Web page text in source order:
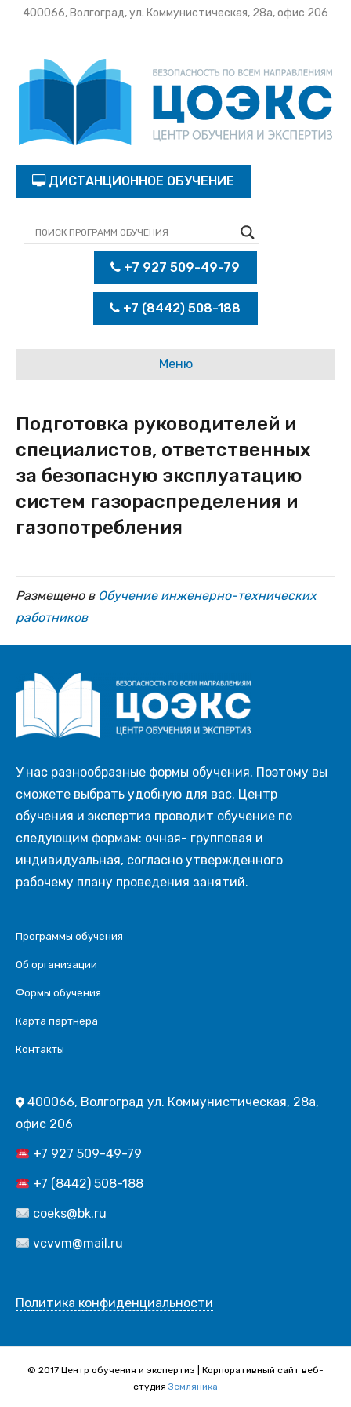
400066, Волгоград, ул. Коммунистическая, 28а, офис 206
ДИСТАНЦИОННОЕ ОБУЧЕНИЕ
+7 927 509-49-79
+7 (8442) 508-188
Меню
Подготовка руководителей и
специалистов, ответственных
за безопасную эксплуатацию
систем газораспределения и
газопотребления
Размещено в Обучение инженерно-технических
работников
У нас разнообразные формы обучения. Поэтому вы
сможете выбрать удобную для вас. Центр
обучения и экспертиз проводит обучение по
следующим формам: очная- групповая и
индивидуальная, согласно утвержденного
рабочему плану проведения занятий.
Программы обучения
Об организации
Формы обучения
Карта партнера
Контакты
400066, Волгоград ул. Коммунистическая, 28а,
офис 206
+7 927 509-49-79
+7 (8442) 508-188
coeks@bk.ru
vcvvm@mail.ru
Политика конфиденциальности
© 2017 Центр обучения и экспертиз | Корпоративный сайт веб-
студия Земляника